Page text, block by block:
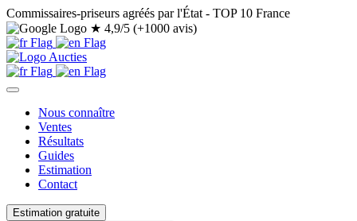
Commissaires-priseurs agréés par l'État - TOP 10 France
★ 4,9/5 (+1000 avis)
Nous connaître
Ventes
Résultats
Guides
Estimation
Contact
Estimation gratuite